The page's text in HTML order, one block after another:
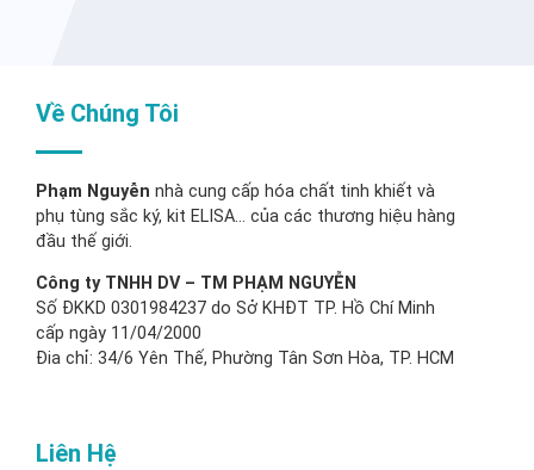
Về Chúng Tôi
Phạm Nguyễn nhà cung cấp hóa chất tinh khiết và
phụ tùng sắc ký, kit ELISA… của các thương hiệu hàng
đầu thế giới.
Công ty TNHH DV – TM PHẠM NGUYỄN
Số ĐKKD 0301984237 do Sở KHĐT TP. Hồ Chí Minh
cấp ngày 11/04/2000
Đia chỉ: 34/6 Yên Thế, Phường Tân Sơn Hòa, TP. HCM
Liên Hệ